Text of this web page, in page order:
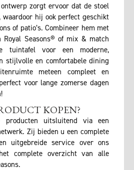
zorgt ervoor dat de stoel
hij ook perfect geschikt
of patio’s. Combineer hem met
Royal Seasons® of mix & match
tuintafel voor een moderne,
stijlvolle en comfortabele dining
meteen compleet en
voor lange zomerse dagen
KOPEN?
producten uitsluitend via een
Zij bieden u een complete
uitgebreide service over ons
complete overzicht van alle